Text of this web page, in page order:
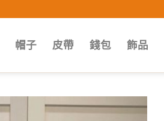
帽子 皮帶 錢包 飾品